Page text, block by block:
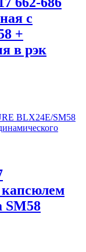
с
+
в рэк
капсюлем
SM58